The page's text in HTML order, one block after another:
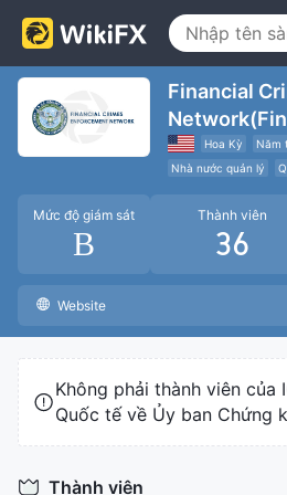
Financial
Hoa Kỳ
Năm
Nhà nước quản lý
Mức độ giám sát
B
Thành viên
36
Website
Không phải thành viên của
Quốc tế về Ủy ban Chứng
Thành viên